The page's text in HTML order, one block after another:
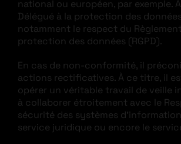
national ou européen, par exemple.
Délégué à la protection des
notamment le respect du
protection des données (RGPD).
En cas de non-conformité, il
actions rectificatives. À ce titre, il
opérer un véritable travail de veille
à collaborer étroitement avec le
sécurité des systèmes d’information
service juridique ou encore le